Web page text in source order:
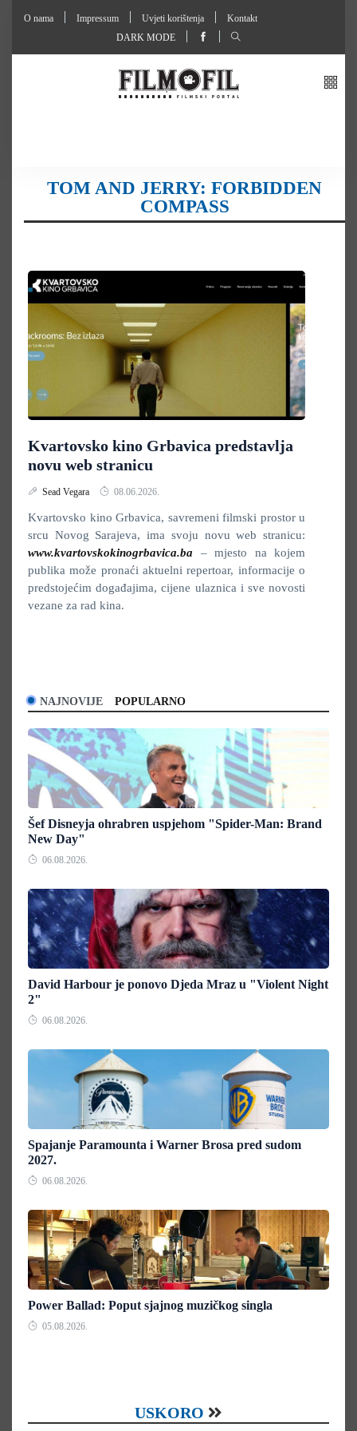
O nama Impressum Uvjeti korištenja
Kontakt
DARK MODE
TOM AND JERRY: FORBIDDEN
COMPASS
Kvartovsko kino Grbavica predstavlja
novu web stranicu
Sead Vegara 08.06.2026.
Kvartovsko kino Grbavica, savremeni filmski prostor u
srcu Novog Sarajeva, ima svoju novu web stranicu:
www.kvartovskokinogrbavica.ba – mjesto na kojem
publika može pronaći aktuelni repertoar, informacije o
predstojećim događajima, cijene ulaznica i sve novosti
vezane za rad kina.
NAJNOVIJE POPULARNO
Šef Disneyja ohrabren uspjehom "Spider-Man: Brand
New Day"
06.08.2026.
David Harbour je ponovo Djeda Mraz u "Violent Night
2"
06.08.2026.
Spajanje Paramounta i Warner Brosa pred sudom
2027.
06.08.2026.
Power Ballad: Poput sjajnog muzičkog singla
05.08.2026.
USKORO